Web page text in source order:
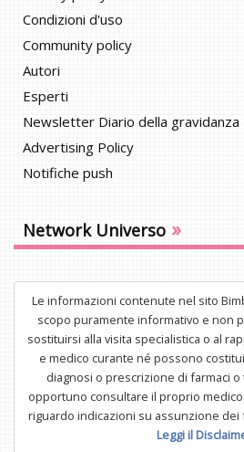
Condizioni d'uso
Community policy
Autori
Esperti
Newsletter Diario della gravidanza
Advertising Policy
Notifiche push
Network Universo »
Le informazioni contenute nel sito
scopo puramente informativo e non
sostituirsi alla visita specialistica o al
e medico curante né possono
diagnosi o prescrizione di farmaci o
opportuno consultare il proprio
riguardo indicazioni su assunzione dei
Leggi il